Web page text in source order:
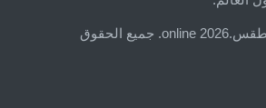
حقوق النشر © الطقس.online 2026. جميع الحقوق